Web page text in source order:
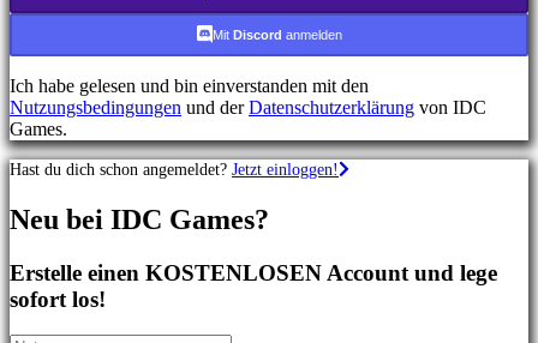
Gemeinschaft
Gameplay
In-
Game
Events
Media
Foren
IDC
Gifts
IDC
Mit Discord anmelden
Ich habe gelesen und bin einverstanden mit den
Nutzungsbedingungen und derDatenschutzerklärung von IDC
Games.
Hast du dich schon angemeldet? Jetzt einloggen!
Neu bei IDC Games?
Erstelle einen KOSTENLOSEN Account und lege
sofort los!